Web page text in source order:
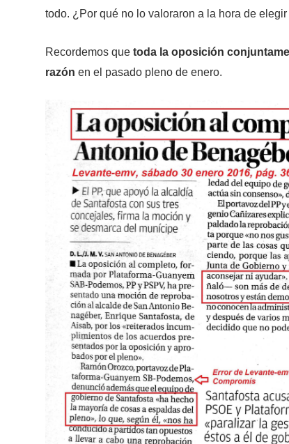
todo. ¿Por qué no lo valoraron a la hora de
Recordemos que toda la oposición
razón en el pasado pleno de enero.